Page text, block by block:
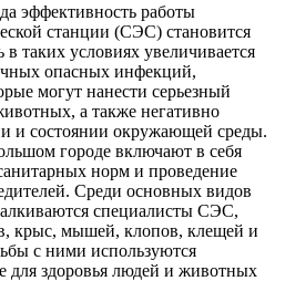
эффективность работы
станции (СЭС) становится
таких условиях увеличивается
опасных инфекций,
могут нанести серьезный
а также негативно
и состоянии окружающей среды.
городе включают в себя
норм и проведение
Среди основных видов
специалисты СЭС,
крыс, мышей, клопов, клещей и
с ними используются
для здоровья людей и животных